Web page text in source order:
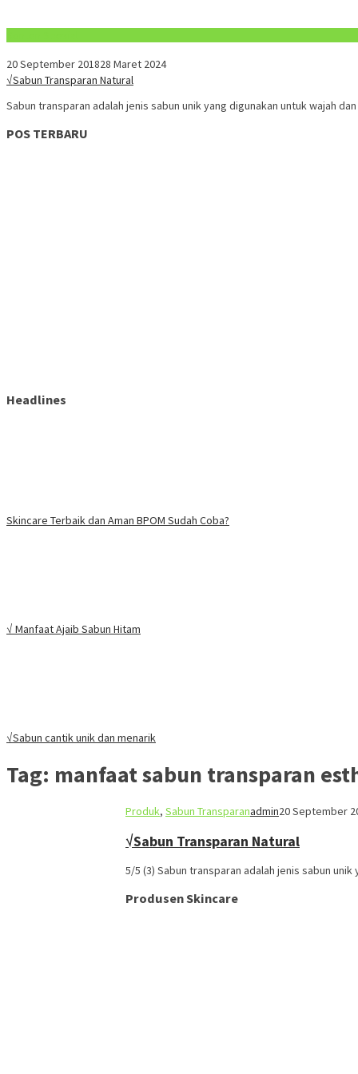
20 September 201828 Maret 2024
√Sabun Transparan Natural
Sabun transparan adalah jenis sabun unik yang digunakan untuk wajah
POS TERBARU
Headlines
Skincare Terbaik dan Aman BPOM Sudah Coba?
√ Manfaat Ajaib Sabun Hitam
√Sabun cantik unik dan menarik
Tag: manfaat sabun transparan
Produk, Sabun Transparanadmin20 September
√Sabun Transparan Natural
5/5 (3) Sabun transparan adalah jenis sabun
Produsen Skincare